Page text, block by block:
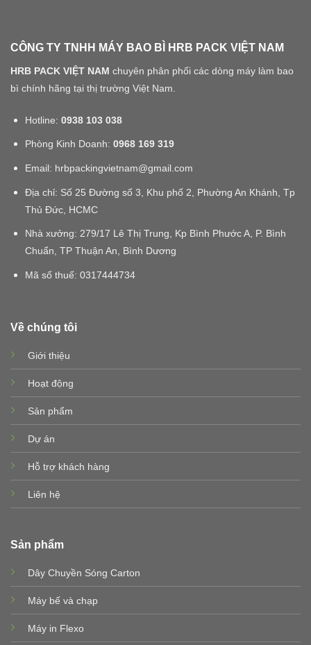
CÔNG TY TNHH MÁY BAO BÌ HRB PACK VIỆT NAM
HRB PACK VIỆT NAM chuyên phân phối các dòng máy làm bao
bì chính hãng tại thị trường Việt Nam.
Hotline: 0938 103 038
Phòng Kinh Doanh: 0968 169 319
Email: hrbpackingvietnam@gmail.com
Địa chỉ: Số 25 Đường số 3, Khu phố 2, Phường An Khánh, Tp
Thủ Đức, HCMC
Nhà xưởng: 279/17 Lê Thị Trung, Kp Bình Phước A, P. Bình
Chuẩn, TP Thuận An, Bình Dương
Mã số thuế: 0317444734
Về chúng tôi
Giới thiệu
Hoạt động
Sản phẩm
Dự án
Hỗ trợ khách hàng
Liên hệ
Sản phẩm
Dây Chuyền Sóng Carton
Máy bế và chạp
Máy in Flexo